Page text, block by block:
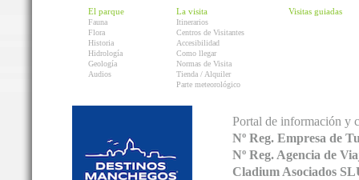
El parque
Fauna
Flora
Historia
Hidrología
Geología
Audios
La visita
Itinerarios
Centros de Visitantes
Accesibilidad
Como llegar
Normas de Visita
Tienda / Alquiler
Parte meteorológico
Visitas guiadas
Portal de información y
Nº Reg. Empresa de
Nº Reg. Agencia de
Cladium Asociados